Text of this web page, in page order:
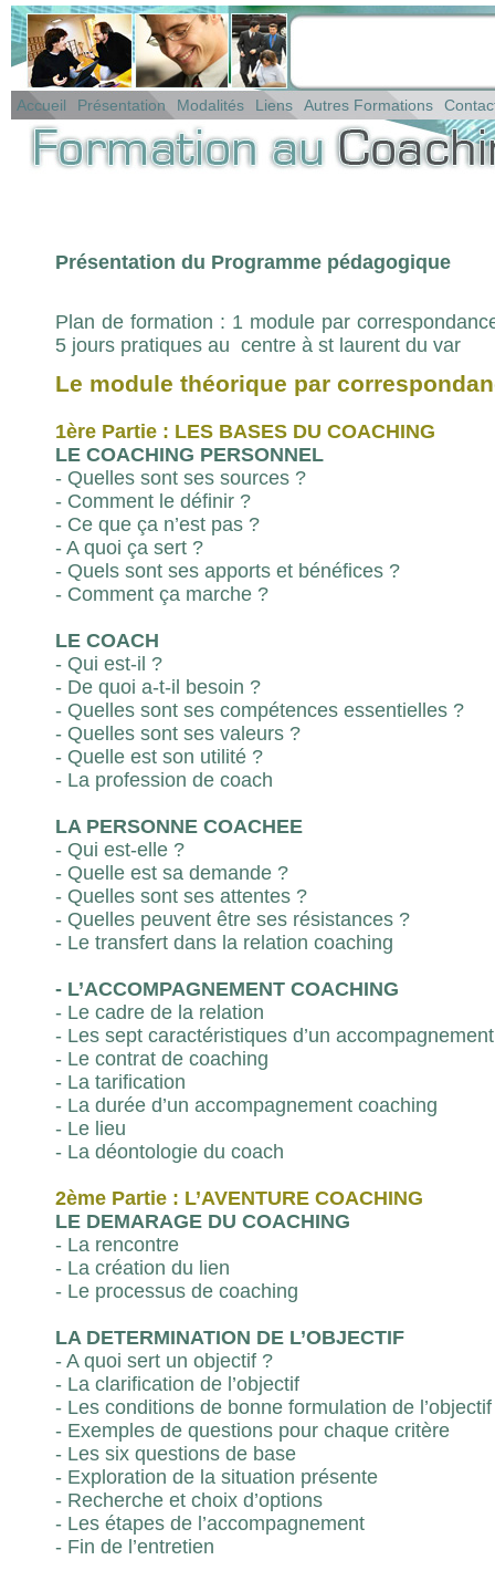
Accueil Présentation Modalités Liens Autres Formations
Présentation du Programme pédagogique
Plan de formation : 1 module par
5 jours pratiques au centre à st laurent du var
Le module théorique par
1ère Partie : LES BASES DU COACHING
LE COACHING PERSONNEL
- Quelles sont ses sources ?
- Comment le définir ?
- Ce que ça n’est pas ?
- A quoi ça sert ?
- Quels sont ses apports et bénéfices ?
- Comment ça marche ?
LE COACH
- Qui est-il ?
- De quoi a-t-il besoin ?
- Quelles sont ses compétences essentielles ?
- Quelles sont ses valeurs ?
- Quelle est son utilité ?
- La profession de coach
LA PERSONNE COACHEE
- Qui est-elle ?
- Quelle est sa demande ?
- Quelles sont ses attentes ?
- Quelles peuvent être ses résistances ?
- Le transfert dans la relation coaching
- L’ACCOMPAGNEMENT COACHING
- Le cadre de la relation
- Les sept caractéristiques d’un
- Le contrat de coaching
- La tarification
- La durée d’un accompagnement coaching
- Le lieu
- La déontologie du coach
2ème Partie : L’AVENTURE COACHING
LE DEMARAGE DU COACHING
- La rencontre
- La création du lien
- Le processus de coaching
LA DETERMINATION DE L’OBJECTIF
- A quoi sert un objectif ?
- La clarification de l’objectif
- Les conditions de bonne formulation de l’objectif
- Exemples de questions pour chaque critère
- Les six questions de base
- Exploration de la situation présente
- Recherche et choix d’options
- Les étapes de l’accompagnement
- Fin de l’entretien